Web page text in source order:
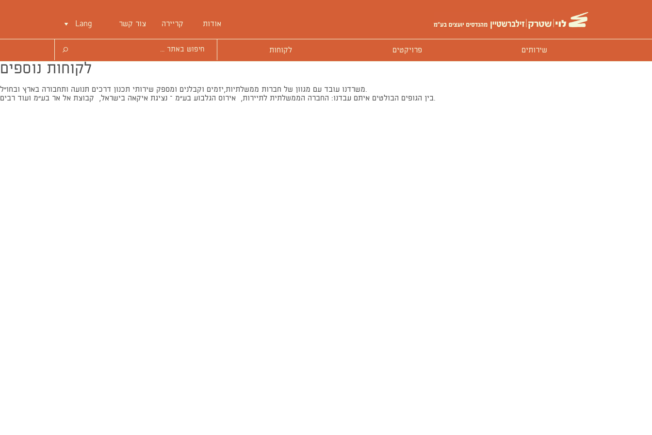
Lang צור קשר קריירה אודות
לקוחות פרויקטים שירותים
לקוחות נוספים
משרדנו עובד עם מגוון של חברות ממשלתיות,יזמים וקבלנים ומספק שירותי תכנון דרכים תנועה ותחבורה בארץ ובחו"ל.
בין הגופים הבולטים איתם עבדנו: החברה הממשלתית לתיירות, אירוס הגלבוע בע"מ – נציגת איקאה בישראל, קבוצת אל אר בע"מ ועוד רבים.